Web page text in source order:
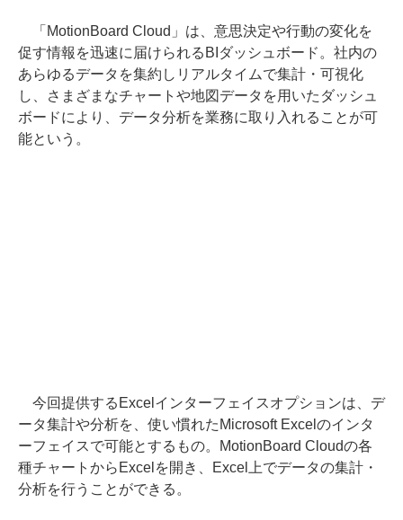
「MotionBoard Cloud」は、意思決定や行動の変化を
促す情報を迅速に届けられるBIダッシュボード。社内の
あらゆるデータを集約しリアルタイムで集計・可視化
し、さまざまなチャートや地図データを用いたダッシュ
ボードにより、データ分析を業務に取り入れることが可
能という。
今回提供するExcelインターフェイスオプションは、デ
ータ集計や分析を、使い慣れたMicrosoft Excelのインタ
ーフェイスで可能とするもの。MotionBoard Cloudの各
種チャートからExcelを開き、Excel上でデータの集計・
分析を行うことができる。